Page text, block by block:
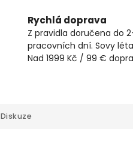
Rychlá doprava
Z pravidla doručena do
pracovních dní. Sovy
Nad 1999 Kč / 99 €
Diskuze